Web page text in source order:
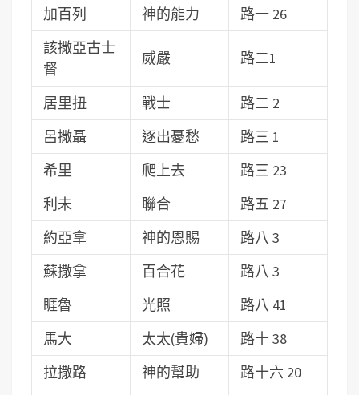
加百列
神的能力
路一 26
該撒亞古士
督
威嚴 路二1
居里扭 戰士
路二 2
呂撒聶
逐出憂愁
路三 1
希里
爬上去
路三 23
利未
聯合
路五 27
約亞拿
神的恩賜
路八 3
蘇撒拿
百合花
路八 3
睚魯
光照
路八 41
馬大
太太(貴婦)
路十 38
拉撒路
神的幫助
路十六 20